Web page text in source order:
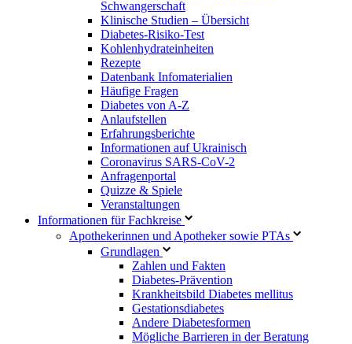
Schwangerschaft
Klinische Studien – Übersicht
Diabetes-Risiko-Test
Kohlenhydrateinheiten
Rezepte
Datenbank Infomaterialien
Häufige Fragen
Diabetes von A-Z
Anlaufstellen
Erfahrungsberichte
Informationen auf Ukrainisch
Coronavirus SARS-CoV-2
Anfragenportal
Quizze & Spiele
Veranstaltungen
Informationen für Fachkreise
Apothekerinnen und Apotheker sowie PTAs
Grundlagen
Zahlen und Fakten
Diabetes-Prävention
Krankheitsbild Diabetes mellitus
Gestationsdiabetes
Andere Diabetesformen
Mögliche Barrieren in der Beratung